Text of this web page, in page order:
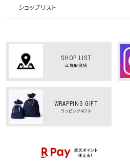
ショップリスト
SHOP LIST
正規取扱店
WRAPPING GIFT
ラッピングギフト